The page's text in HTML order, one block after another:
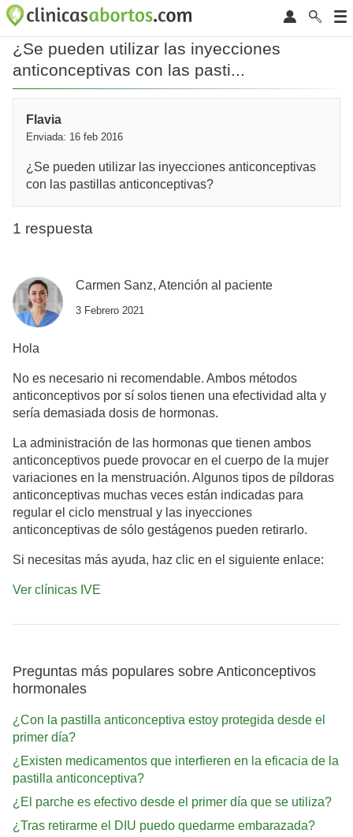
¿Se pueden utilizar las inyecciones
anticonceptivas con las pasti...
Flavia
Enviada: 16 feb 2016
¿Se pueden utilizar las inyecciones anticonceptivas
con las pastillas anticonceptivas?
1 respuesta
Carmen Sanz, Atención al paciente
3 Febrero 2021
Hola
No es necesario ni recomendable. Ambos métodos
anticonceptivos por sí solos tienen una efectividad alta y
sería demasiada dosis de hormonas.
La administración de las hormonas que tienen ambos
anticonceptivos puede provocar en el cuerpo de la mujer
variaciones en la menstruación. Algunos tipos de píldoras
anticonceptivas muchas veces están indicadas para
regular el ciclo menstrual y las inyecciones
anticonceptivas de sólo gestágenos pueden retirarlo.
Si necesitas más ayuda, haz clic en el siguiente enlace:
Ver clínicas IVE
Preguntas más populares sobre Anticonceptivos
hormonales
¿Con la pastilla anticonceptiva estoy protegida desde el
primer día?
¿Existen medicamentos que interfieren en la eficacia de la
pastilla anticonceptiva?
¿El parche es efectivo desde el primer día que se utiliza?
¿Tras retirarme el DIU puedo quedarme embarazada?